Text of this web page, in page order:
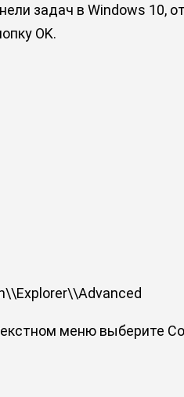
задач в Windows 10,
OK.
меню выберите